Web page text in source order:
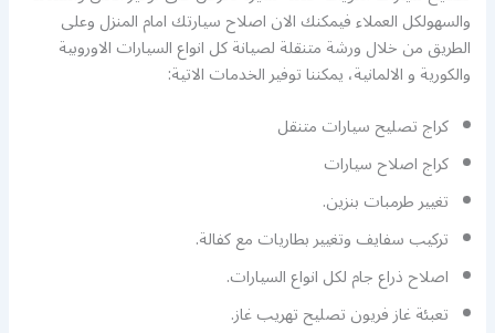
والسهولكل العملاء فيمكنك الان اصلاح سيارتك امام المنزل وعلى
الطريق من خلال ورشة متنقلة لصيانة كل انواع السيارات الاوروبية
والكورية و الالمانية، يمكننا توفير الخدمات الاتية:
كراج تصليح سيارات متنقل
كراج اصلاح سيارات
تغيير طرمبات بنزين.
تركيب سفايف وتغيير بطاريات مع كفالة.
اصلاح ذراع جام لكل انواع السيارات.
تعبئة غاز فريون تصليح تهريب غاز.